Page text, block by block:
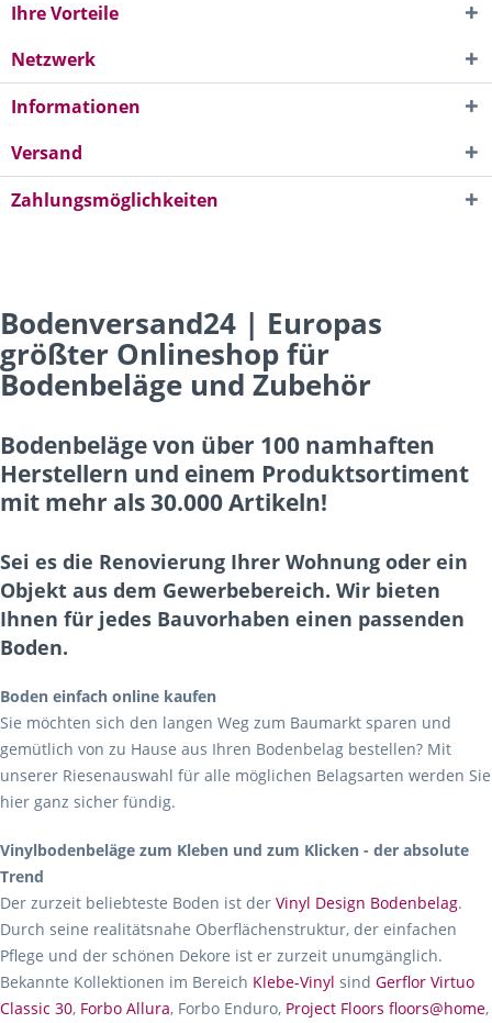
Ihre Vorteile
Netzwerk
Informationen
Versand
Zahlungsmöglichkeiten
Bodenversand24 | Europas
größter Onlineshop für
Bodenbeläge und Zubehör
Bodenbeläge von über 100 namhaften
Herstellern und einem Produktsortiment
mit mehr als 30.000 Artikeln!
Sei es die Renovierung Ihrer Wohnung oder ein
Objekt aus dem Gewerbebereich. Wir bieten
Ihnen für jedes Bauvorhaben einen passenden
Boden.
Boden einfach online kaufen
Sie möchten sich den langen Weg zum Baumarkt sparen und
gemütlich von zu Hause aus Ihren Bodenbelag bestellen? Mit
unserer Riesenauswahl für alle möglichen Belagsarten werden Sie
hier ganz sicher fündig.
Vinylbodenbeläge zum Kleben und zum Klicken - der absolute
Trend
Der zurzeit beliebteste Boden ist der Vinyl Design Bodenbelag.
Durch seine realitätsnahe Oberflächenstruktur, der einfachen
Pflege und der schönen Dekore ist er zurzeit unumgänglich.
Bekannte Kollektionen im Bereich Klebe-Vinyl sind Gerflor Virtuo
Classic 30, Forbo Allura, Forbo Enduro, Project Floors floors@home,